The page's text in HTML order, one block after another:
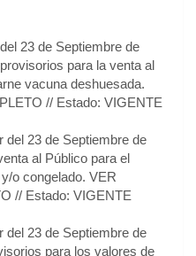
23 de Septiembre de
para la venta al
vacuna deshuesada.
// Estado: VIGENTE
del 23 de Septiembre de
al Público para el
o congelado. VER
// Estado: VIGENTE
del 23 de Septiembre de
para los valores de